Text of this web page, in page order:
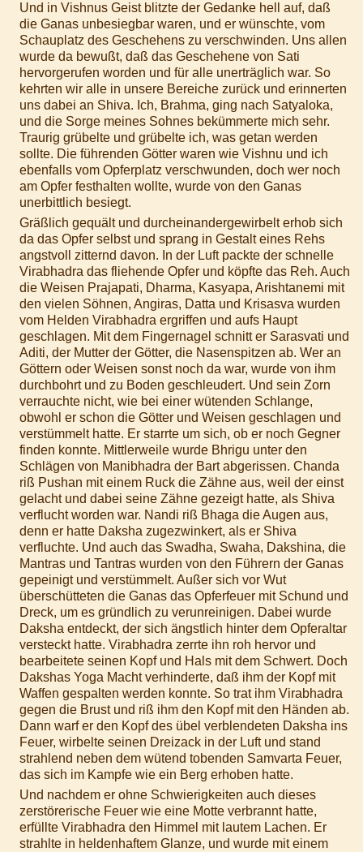
Und in Vishnus Geist blitzte der Gedanke hell auf, daß
die Ganas unbesiegbar waren, und er wünschte, vom
Schauplatz des Geschehens zu verschwinden. Uns allen
wurde da bewußt, daß das Geschehene von Sati
hervorgerufen worden und für alle unerträglich war. So
kehrten wir alle in unsere Bereiche zurück und erinnerten
uns dabei an Shiva. Ich, Brahma, ging nach Satyaloka,
und die Sorge meines Sohnes bekümmerte mich sehr.
Traurig grübelte und grübelte ich, was getan werden
sollte. Die führenden Götter waren wie Vishnu und ich
ebenfalls vom Opferplatz verschwunden, doch wer noch
am Opfer festhalten wollte, wurde von den Ganas
unerbittlich besiegt.
Gräßlich gequält und durcheinandergewirbelt erhob sich
da das Opfer selbst und sprang in Gestalt eines Rehs
angstvoll zitternd davon. In der Luft packte der schnelle
Virabhadra das fliehende Opfer und köpfte das Reh. Auch
die Weisen Prajapati, Dharma, Kasyapa, Arishtanemi mit
den vielen Söhnen, Angiras, Datta und Krisasva wurden
vom Helden Virabhadra ergriffen und aufs Haupt
geschlagen. Mit dem Fingernagel schnitt er Sarasvati und
Aditi, der Mutter der Götter, die Nasenspitzen ab. Wer an
Göttern oder Weisen sonst noch da war, wurde von ihm
durchbohrt und zu Boden geschleudert. Und sein Zorn
verrauchte nicht, wie bei einer wütenden Schlange,
obwohl er schon die Götter und Weisen geschlagen und
verstümmelt hatte. Er starrte um sich, ob er noch Gegner
finden konnte. Mittlerweile wurde Bhrigu unter den
Schlägen von Manibhadra der Bart abgerissen. Chanda
riß Pushan mit einem Ruck die Zähne aus, weil der einst
gelacht und dabei seine Zähne gezeigt hatte, als Shiva
verflucht worden war. Nandi riß Bhaga die Augen aus,
denn er hatte Daksha zugezwinkert, als er Shiva
verfluchte. Und auch das Swadha, Swaha, Dakshina, die
Mantras und Tantras wurden von den Führern der Ganas
gepeinigt und verstümmelt. Außer sich vor Wut
überschütteten die Ganas das Opferfeuer mit Schund und
Dreck, um es gründlich zu verunreinigen. Dabei wurde
Daksha entdeckt, der sich ängstlich hinter dem Opferaltar
versteckt hatte. Virabhadra zerrte ihn roh hervor und
bearbeitete seinen Kopf und Hals mit dem Schwert. Doch
Dakshas Yoga Macht verhinderte, daß ihm der Kopf mit
Waffen gespalten werden konnte. So trat ihm Virabhadra
gegen die Brust und riß ihm den Kopf mit den Händen ab.
Dann warf er den Kopf des übel verblendeten Daksha ins
Feuer, wirbelte seinen Dreizack in der Luft und stand
strahlend neben dem wütend tobenden Samvarta Feuer,
das sich im Kampfe wie ein Berg erhoben hatte.
Und nachdem er ohne Schwierigkeiten auch dieses
zerstörerische Feuer wie eine Motte verbrannt hatte,
erfüllte Virabhadra den Himmel mit lautem Lachen. Er
strahlte in heldenhaftem Glanze, und wurde mit einem